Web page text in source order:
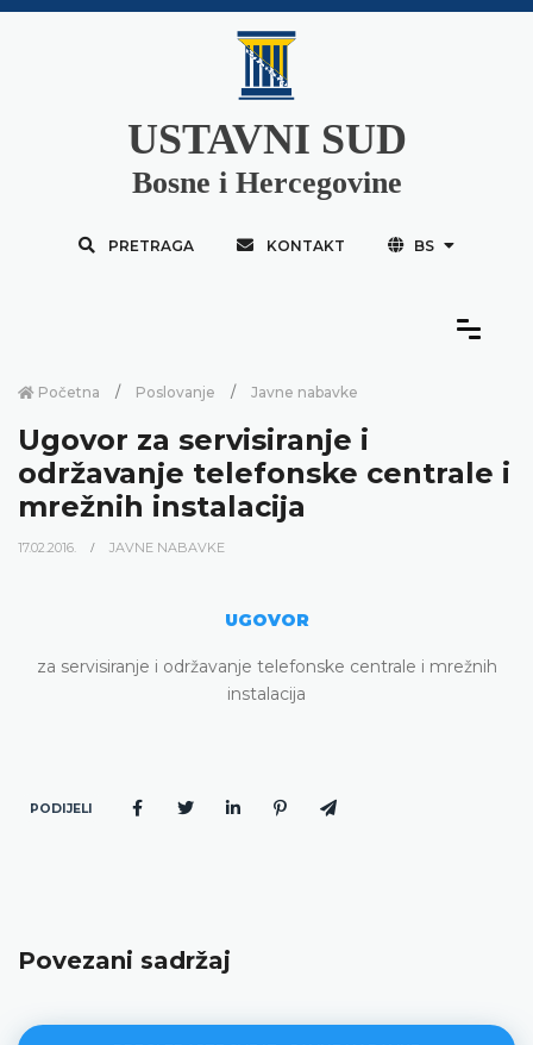
USTAVNI SUD
Bosne i Hercegovine
PRETRAGA KONTAKT BS
Početna Poslovanje Javne nabavke
Ugovor za servisiranje i
održavanje telefonske centrale i
mrežnih instalacija
17.02.2016. JAVNE NABAVKE
UGOVOR
za servisiranje i održavanje telefonske centrale i mrežnih
instalacija
PODIJELI
Povezani sadržaj